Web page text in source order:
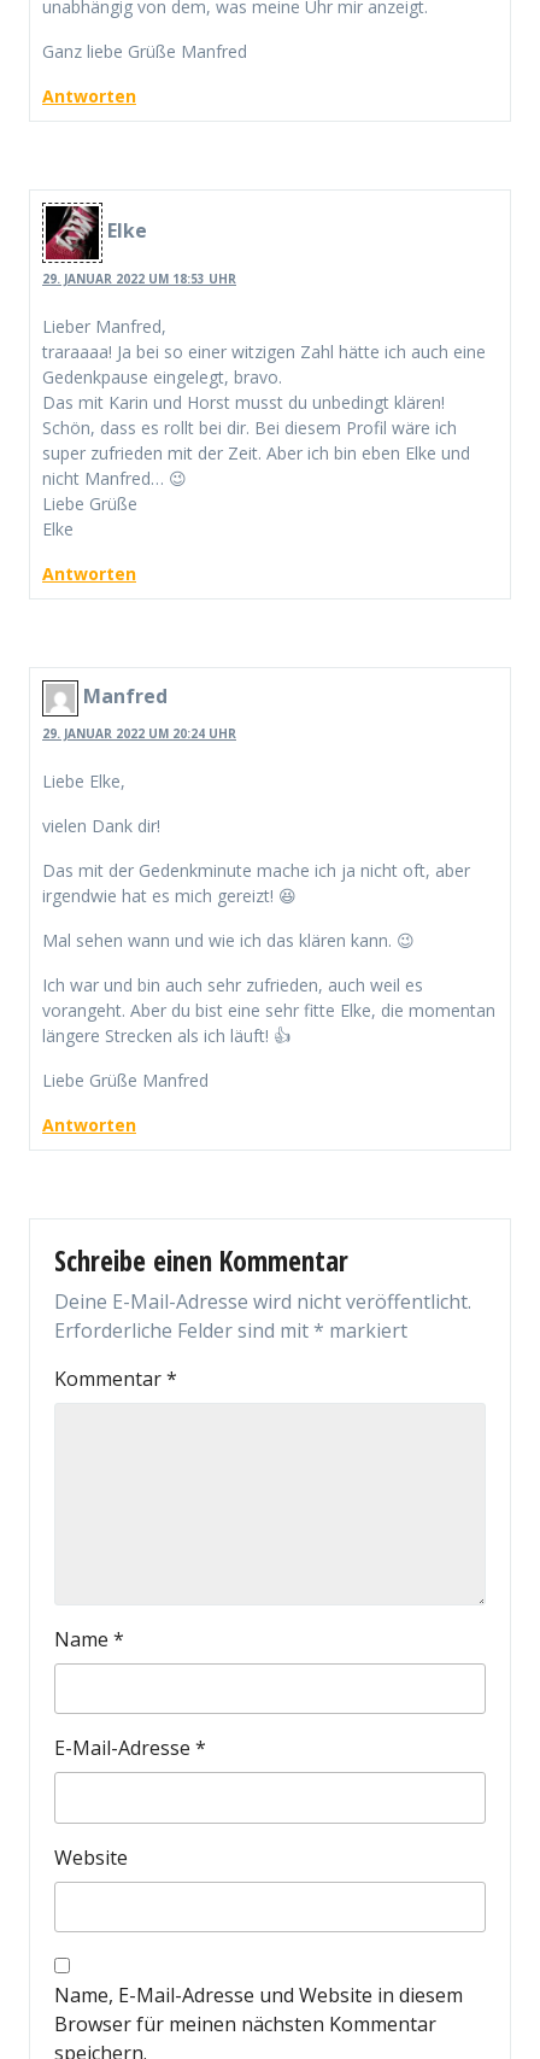
unabhängig von dem, was meine Uhr mir anzeigt.
Ganz liebe Grüße Manfred
Antworten
Elke
29. JANUAR 2022 UM 18:53 UHR
Lieber Manfred,
traraaaa! Ja bei so einer witzigen Zahl hätte ich auch eine
Gedenkpause eingelegt, bravo.
Das mit Karin und Horst musst du unbedingt klären!
Schön, dass es rollt bei dir. Bei diesem Profil wäre ich
super zufrieden mit der Zeit. Aber ich bin eben Elke und
nicht Manfred… 😉
Liebe Grüße
Elke
Antworten
Manfred
29. JANUAR 2022 UM 20:24 UHR
Liebe Elke,
vielen Dank dir!
Das mit der Gedenkminute mache ich ja nicht oft, aber
irgendwie hat es mich gereizt! 😆
Mal sehen wann und wie ich das klären kann. 😉
Ich war und bin auch sehr zufrieden, auch weil es
vorangeht. Aber du bist eine sehr fitte Elke, die momentan
längere Strecken als ich läuft! 👍
Liebe Grüße Manfred
Antworten
Schreibe einen Kommentar
Deine E-Mail-Adresse wird nicht veröffentlicht.
Erforderliche Felder sind mit* markiert
Kommentar*
Name *
E-Mail-Adresse *
Website
Name, E-Mail-Adresse und Website in diesem
Browser für meinen nächsten Kommentar
speichern.